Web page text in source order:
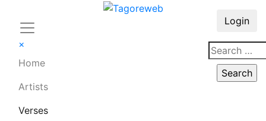
×
Home
Artists
Verses
Login